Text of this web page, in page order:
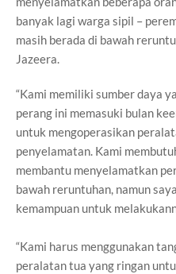
banyak lagi warga sipil –
masih berada di bawah
Jazeera.
“Kami memiliki sumber daya
perang ini memasuki bulan
untuk mengoperasikan
penyelamatan. Kami
membantu menyelamatkan
bawah reruntuhan, namun
kemampuan untuk
“Kami harus menggunakan
peralatan tua yang ringan